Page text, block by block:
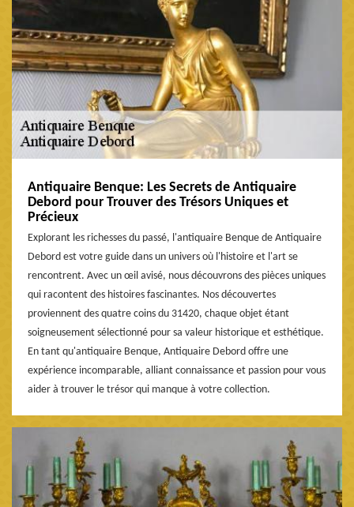
Antiquaire Benque: Les Secrets de Antiquaire
Debord pour Trouver des Trésors Uniques et
Précieux
Explorant les richesses du passé, l'antiquaire Benque de Antiquaire
Debord est votre guide dans un univers où l'histoire et l'art se
rencontrent. Avec un œil avisé, nous découvrons des pièces uniques
qui racontent des histoires fascinantes. Nos découvertes
proviennent des quatre coins du 31420, chaque objet étant
soigneusement sélectionné pour sa valeur historique et esthétique.
En tant qu'antiquaire Benque, Antiquaire Debord offre une
expérience incomparable, alliant connaissance et passion pour vous
aider à trouver le trésor qui manque à votre collection.